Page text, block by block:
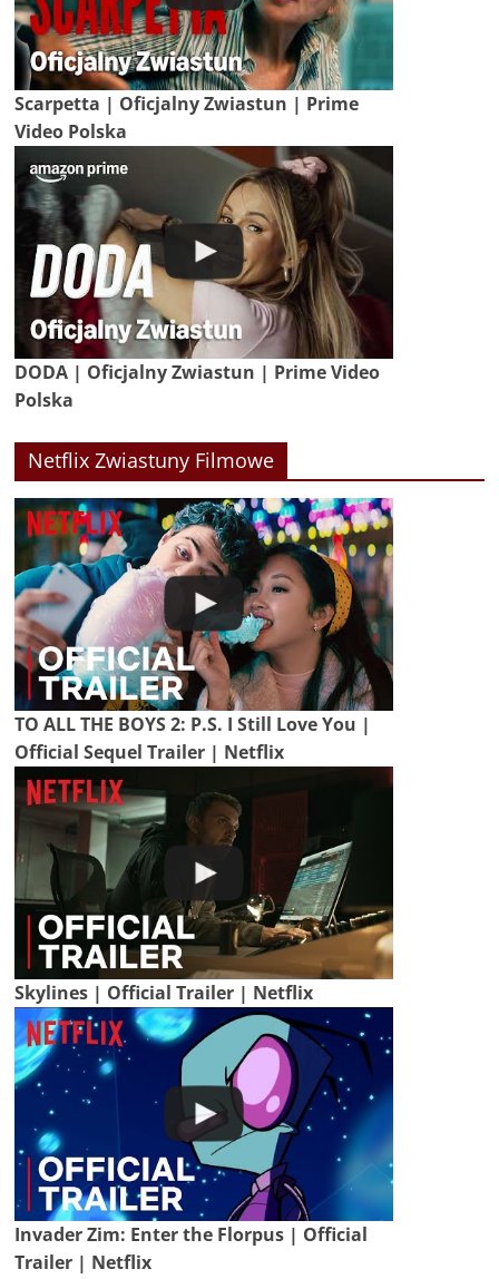
Scarpetta | Oficjalny Zwiastun | Prime
Video Polska
DODA | Oficjalny Zwiastun | Prime Video
Polska
Netflix Zwiastuny Filmowe
TO ALL THE BOYS 2: P.S. I Still Love You |
Official Sequel Trailer | Netflix
Skylines | Official Trailer | Netflix
Invader Zim: Enter the Florpus | Official
Trailer | Netflix